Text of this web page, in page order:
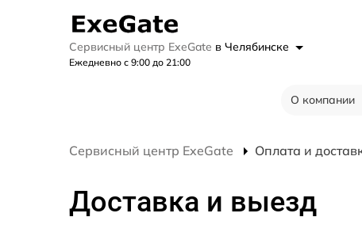
Сервисный центр ExeGate в Челябинске
Ежедневно с 9:00 до 21:00
О компании
Сервисный центр ExeGate Оплата и
Доставка и выезд